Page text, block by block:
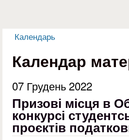
Ви є тут
Календарь
Календар
07 Грудень 2022
Призові місця в
конкурсі
проєктів